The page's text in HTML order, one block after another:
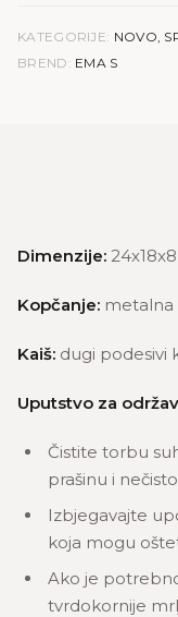
KATEGORIJE: NOVO,
BREND: EMA S
Dimenzije:
Kopčanje: metalna
Kaiš: dugi podesivi
Uputstvo za
Čistite torbu
prašinu i
Izbjegavajte
koja mogu
Ako je
tvrdokornije